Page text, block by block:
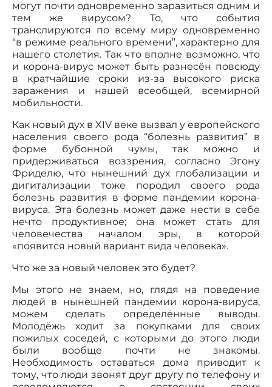
могут почти одновременно заразиться одним и
тем же вирусом? То, что события
транслируются по всему миру одновременно
“в режиме реального времени”, характерно для
нашего столетия. Так что вполне возможно, что
и корона-вирус может быть разнесён повсюду
в кратчайшие сроки из-за высокого риска
заражения и нашей всеобщей, всемирной
мобильности.
Как новый дух в XIV веке вызвал у европейского
населения своего рода “болезнь развития” в
форме бубонной чумы, так можно и
придерживаться воззрения, согласно Эгону
Фриделю, что нынешний дух глобализации и
дигитализации тоже породил своего рода
болезнь развития в форме пандемии корона-
вируса. Эта болезнь может даже нести в себе
нечто продуктивное; она может стать для
человечества началом эры, в которой
«появится новый вариант вида человека».
Что же за новый человек это будет?
Мы этого не знаем, но, глядя на поведение
людей в нынешней пандемии корона-вируса,
можем сделать определённые выводы.
Молодёжь ходит за покупками для своих
пожилых соседей, с которыми до этого люди
были вообще почти не знакомы.
Необходимость оставаться дома приводит к
тому, что люди звонят друг другу по телефону и